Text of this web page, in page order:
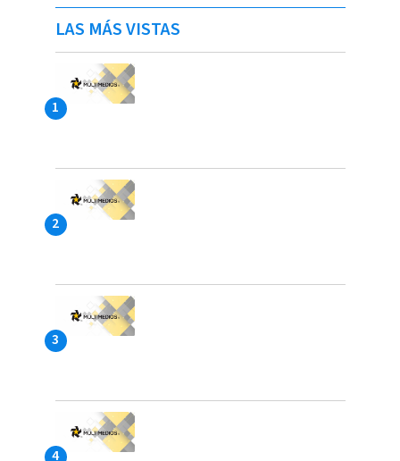
LAS MÁS VISTAS